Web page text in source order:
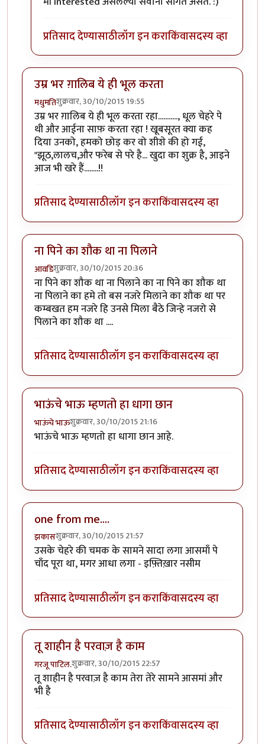
प्रतिसाद देण्यासाठीलॉग इन कराकिंवासदस्य व्हा
उम्र भर ग़ालिब ये ही भूल करता
मधुमतिशुक्रवार, 30/10/2015 19:55
उम्र भर ग़ालिब ये ही भूल करता रहा..........., धूल चेहरे पे
थी और आईना साफ़ करता रहा ! खूबसूरत क्या कह
दिया उनको, हमको छोड़ कर वो शीशे की हो गई,
"झूठ,लालच,और फरेब से परे है... खुदा का शुक्र है, आइने
आज भी खरे हैं........!!
प्रतिसाद देण्यासाठीलॉग इन कराकिंवासदस्य व्हा
ना पिने का शौक था ना पिलाने
आवडिशुक्रवार, 30/10/2015 20:36
ना पिने का शौक था ना पिलाने का ना पिने का शौक था
ना पिलाने का हमे तो बस नजरे मिलाने का शौक था पर
कम्बखत हम नजरे हि उनसे मिला बैठे जिन्हे नजरो से
पिलाने का शौक था ....
प्रतिसाद देण्यासाठीलॉग इन कराकिंवासदस्य व्हा
भाऊंचे भाऊ म्हणतो हा धागा छान
भाऊंचे भाऊशुक्रवार, 30/10/2015 21:16
भाऊंचे भाऊ म्हणतो हा धागा छान आहे.
प्रतिसाद देण्यासाठीलॉग इन कराकिंवासदस्य व्हा
one from me....
झकासशुक्रवार, 30/10/2015 21:57
उसके चेहरे की चमक के सामने सादा लगा आसमाँ पे
चाँद पूरा था, मगर आधा लगा - इफ़्तिख़ार नसीम
प्रतिसाद देण्यासाठीलॉग इन कराकिंवासदस्य व्हा
तू शाहीन है परवाज़ है काम
गरजू पाटिल.शुक्रवार, 30/10/2015 22:57
तू शाहीन है परवाज़ है काम तेरा तेरे सामने आसमां और
भी है
प्रतिसाद देण्यासाठीलॉग इन कराकिंवासदस्य व्हा